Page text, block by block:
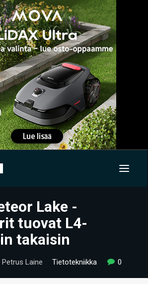
Lake -
tuovat L4-
takaisin
Petrus Laine Tietotekniikka 0